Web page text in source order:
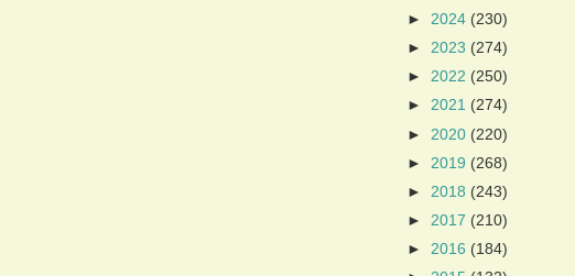
► 2024 (230)
► 2023 (274)
► 2022 (250)
► 2021 (274)
► 2020 (220)
► 2019 (268)
► 2018 (243)
► 2017 (210)
► 2016 (184)